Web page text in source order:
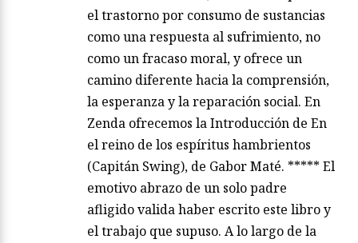
el trastorno por consumo de sustancias
como una respuesta al sufrimiento, no
como un fracaso moral, y ofrece un
camino diferente hacia la comprensión,
la esperanza y la reparación social. En
Zenda ofrecemos la Introducción de En
el reino de los espíritus hambrientos
(Capitán Swing), de Gabor Maté. ***** El
emotivo abrazo de un solo padre
afligido valida haber escrito este libro y
el trabajo que supuso. A lo largo de la